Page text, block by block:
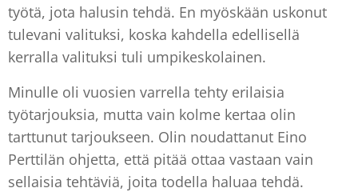
työtä, jota halusin tehdä. En myöskään uskonut
tulevani valituksi, koska kahdella edellisellä
kerralla valituksi tuli umpikeskolainen.
Minulle oli vuosien varrella tehty erilaisia
työtarjouksia, mutta vain kolme kertaa olin
tarttunut tarjoukseen. Olin noudattanut Eino
Perttilän ohjetta, että pitää ottaa vastaan vain
sellaisia tehtäviä, joita todella haluaa tehdä.